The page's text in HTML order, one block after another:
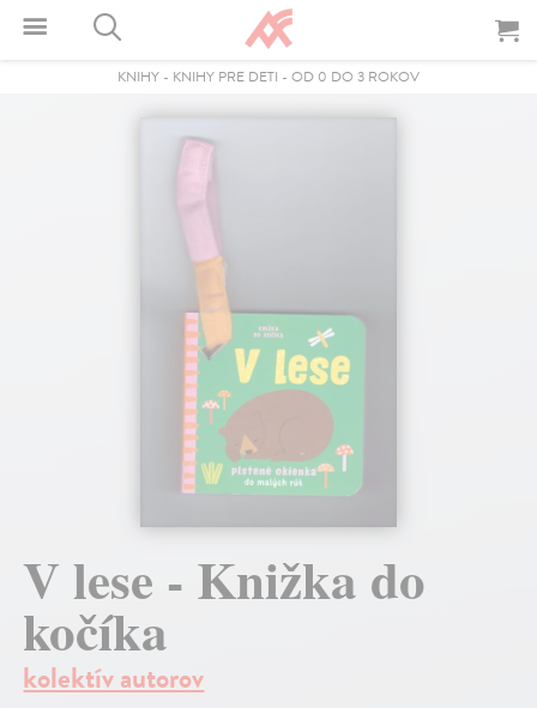
KNIHY - KNIHY PRE DETI - OD 0 DO 3 ROKOV
V lese - Knižka do
kočíka
kolektív autorov